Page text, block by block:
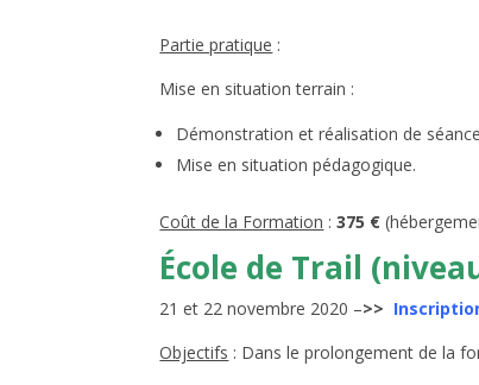
Partie pratique :
Mise en situation terrain :
Démonstration et réalisation de
Mise en situation pédagogique.
Coût de la Formation :375 €
École de Trail
21 et 22 novembre 2020 –>>
Objectifs : Dans le prolongement de la